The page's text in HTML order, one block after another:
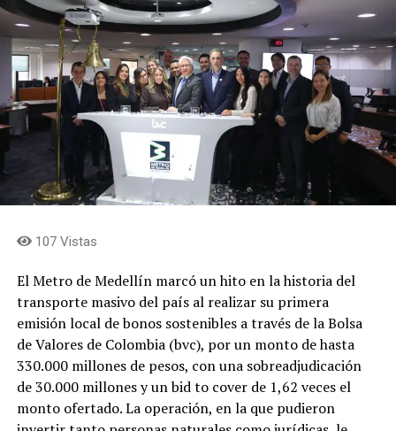
107 Vistas
El Metro de Medellín marcó un hito en la historia del
transporte masivo del país al realizar su primera
emisión local de bonos sostenibles a través de la Bolsa
de Valores de Colombia (bvc), por un monto de hasta
330.000 millones de pesos, con una sobreadjudicación
de 30.000 millones y un bid to cover de 1,62 veces el
monto ofertado. La operación, en la que pudieron